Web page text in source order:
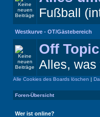
Fußball
Westkurve - OT/Gästebereich
Off Topic
Alles, was
Alle Cookies des Boards löschen |
Foren-Übersicht
Wer ist online?